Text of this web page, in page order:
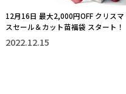
12月16日 最大2,000円OFF クリスマ
スセール＆カット苗福袋 スタート！
2022.12.15